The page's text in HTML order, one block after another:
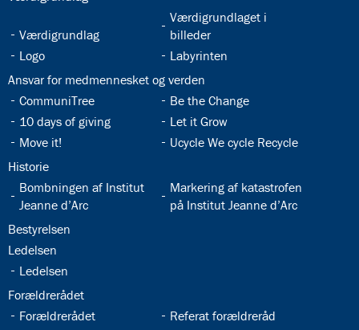
International
klasse
profil
Musikskole
6.1:
Musikskolens
Musikskolens
undervisere
6.3:Tilmeldingprocedure
til
6.4:
Generelle
informationer
&
betingelser
32.4:
Værdigrundlag
32.5:
Værdigrundlaget i
billeder
32.6:
Logo 32.7:
Labyrinten
32.8:
Ansvar for medmennesket og verden
32.9:
CommuniTree 32.10:
Be the Change
32.11:
10 days of giving 32.12:
Let it Grow
32.13:
Move it! 32.14:
Ucycle We cycle Recycle
32.15:
Historie
32.16:
Bombningen af Institut
Jeanne d’Arc
32.17:
Markering af katastrofen
på Institut Jeanne d’Arc
32.18:
Bestyrelsen
32.19:
Ledelsen
32.20:
Ledelsen
32.21:
Forældrerådet
32.22:
Forældrerådet 32.23:
Referat forældreråd